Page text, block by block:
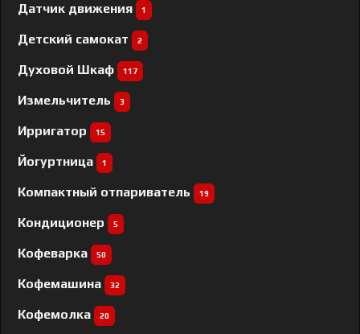
Датчик движения 1
Детский самокат 2
Духовой Шкаф 117
Измельчитель 3
Ирригатор 15
Йогуртница 1
Компактный отпариватель 19
Кондиционер 5
Кофеварка 50
Кофемашина 32
Кофемолка 20